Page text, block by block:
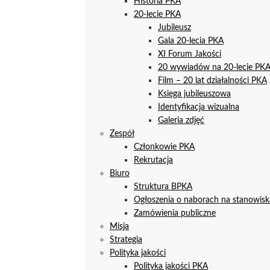
20-lecie PKA
Jubileusz
Gala 20-lecia PKA
XI Forum Jakości
20 wywiadów na 20-lecie PKA
Film – 20 lat działalności PKA
Księga jubileuszowa
Identyfikacja wizualna
Galeria zdjęć
Zespół
Członkowie PKA
Rekrutacja
Biuro
Struktura BPKA
Ogłoszenia o naborach na
Zamówienia publiczne
Misja
Strategia
Polityka jakości
Polityka jakości PKA